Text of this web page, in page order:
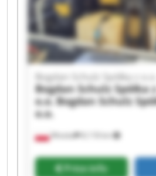
Wioska 8,118 km
Bogdan Schulz Spółka z o.o.
Bogdan Schulz Spółka
o.o. Bogdan Schulz
o.o.
Price info